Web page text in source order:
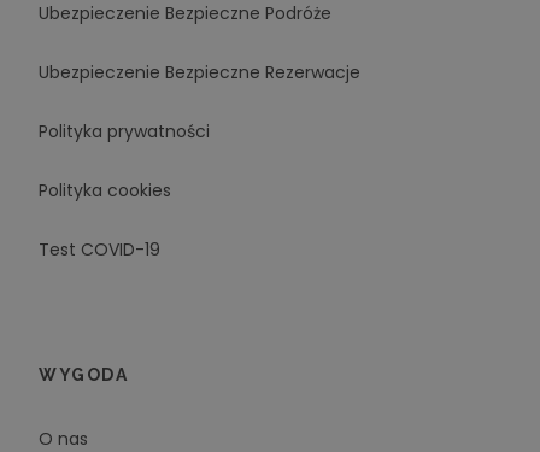
Ubezpieczenie Bezpieczne Podróże
Ubezpieczenie Bezpieczne Rezerwacje
Polityka prywatności
Polityka cookies
Test COVID-19
WYGODA
O nas